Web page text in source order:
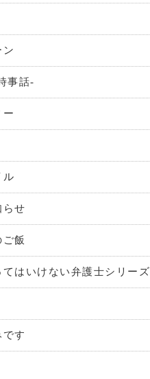
ン
事話-
ー
ル
らせ
飯
はいけない弁護士シリーズ
す